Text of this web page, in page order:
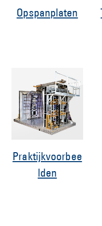
Opspanplaten
Praktijkvoorbee
lden